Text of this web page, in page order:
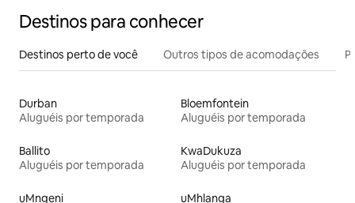
Destinos para conhecer
Destinos perto de você Outros tipos de acomodações
Durban
Aluguéis por temporada
Bloemfontein
Aluguéis por temporada
Ballito
Aluguéis por temporada
KwaDukuza
Aluguéis por temporada
uMngeni
uMhlanga